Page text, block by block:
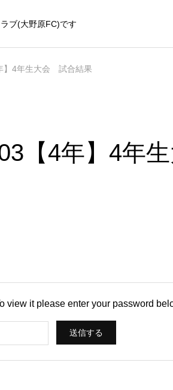
ブ(大野原FC)です
】4年生大会 試合結果
【4年】4年
view it please enter your password